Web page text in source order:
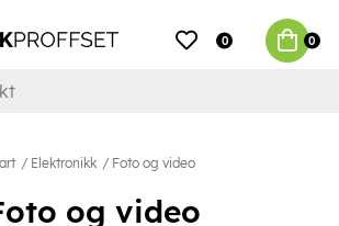
0 0
Elektronikk Foto og video
og video